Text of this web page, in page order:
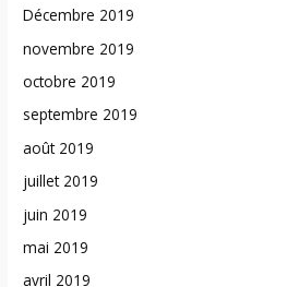
Décembre 2019
novembre 2019
octobre 2019
septembre 2019
août 2019
juillet 2019
juin 2019
mai 2019
avril 2019